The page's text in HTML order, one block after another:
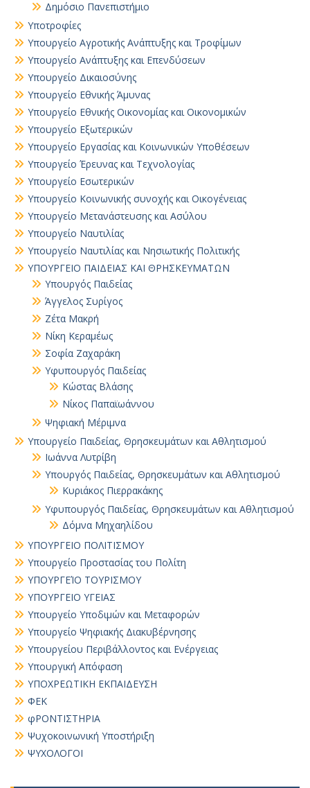
Δημόσιο Πανεπιστήμιο
Υποτροφίες
Υπουργείο Αγροτικής Ανάπτυξης και Τροφίμων
Υπουργείο Ανάπτυξης και Επενδύσεων
Υπουργείο Δικαιοσύνης
Υπουργείο Εθνικής Άμυνας
Υπουργείο Εθνικής Οικονομίας και Οικονομικών
Υπουργείο Εξωτερικών
Υπουργείο Εργασίας και Κοινωνικών Υποθέσεων
Υπουργείο Έρευνας και Τεχνολογίας
Υπουργείο Εσωτερικών
Υπουργείο Κοινωνικής συνοχής και Οικογένειας
Υπουργείο Μετανάστευσης και Ασύλου
Υπουργείο Ναυτιλίας
Υπουργείο Ναυτιλίας και Νησιωτικής Πολιτικής
ΥΠΟΥΡΓΕΙΟ ΠΑΙΔΕΙΑΣ ΚΑΙ ΘΡΗΣΚΕΥΜΑΤΩΝ
Yπουργός Παιδείας
Άγγελος Συρίγος
Ζέτα Μακρή
Νίκη Κεραμέως
Σοφία Ζαχαράκη
Υφυπουργός Παιδείας
Κώστας Βλάσης
Νίκος Παπαϊωάννου
Ψηφιακή Μέριμνα
Υπουργείο Παιδείας, Θρησκευμάτων και Αθλητισμού
Ιωάννα Λυτρίβη
Υπουργός Παιδείας, Θρησκευμάτων και Αθλητισμού
Κυριάκος Πιερρακάκης
Υφυπουργός Παιδείας, Θρησκευμάτων και Αθλητισμού
Δόμνα Μηχαηλίδου
ΥΠΟΥΡΓΕΙΟ ΠΟΛΙΤΙΣΜΟΥ
Υπουργείο Προστασίας του Πολίτη
ΥΠΟΥΡΓΕΊΟ ΤΟΥΡΙΣΜΟΥ
ΥΠΟΥΡΓΕΙΟ ΥΓΕΙΑΣ
Υπουργείο Υποδιμών και Μεταφορών
Υπουργείο Ψηφιακής Διακυβέρνησης
Υπουργείου Περιβάλλοντος και Ενέργειας
Υπουργική Απόφαση
ΥΠΟΧΡΕΩΤΙΚΗ ΕΚΠΑΙΔΕΥΣΗ
ΦΕΚ
φΡΟΝΤΙΣΤΗΡΙΑ
Ψυχοκοινωνική Υποστήριξη
ΨΥΧΟΛΟΓΟΙ